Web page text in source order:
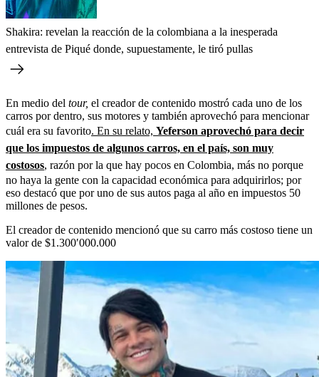
Shakira: revelan la reacción de la colombiana a la inesperada
entrevista de Piqué donde, supuestamente, le tiró pullas
En medio del tour, el creador de contenido mostró cada uno de los
carros por dentro, sus motores y también aprovechó para mencionar
cuál era su favorito. En su relato, Yeferson aprovechó para decir
que los impuestos de algunos carros, en el país, son muy
costosos, razón por la que hay pocos en Colombia, más no porque
no haya la gente con la capacidad económica para adquirirlos; por
eso destacó que por uno de sus autos paga al año en impuestos 50
millones de pesos.
El creador de contenido mencionó que su carro más costoso tiene un
valor de $1.300′000.000